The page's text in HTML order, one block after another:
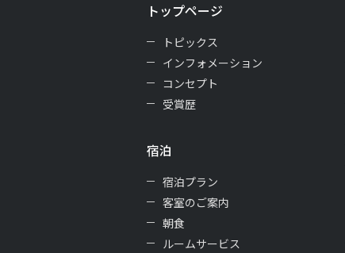
トップページ
トピックス
インフォメーション
コンセプト
受賞歴
宿泊
宿泊プラン
客室のご案内
朝食
ルームサービス